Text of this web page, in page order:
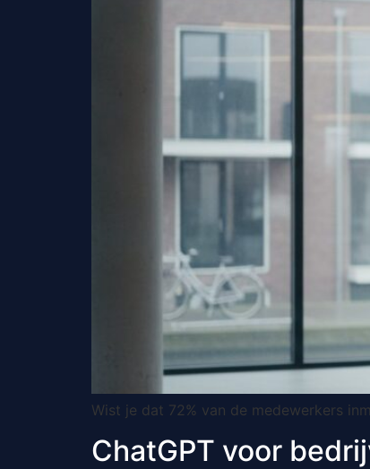
Wist je dat 72% van de medewerkers
ChatGPT voor